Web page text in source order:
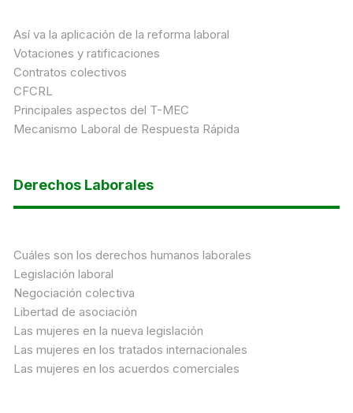
Así va la aplicación de la reforma laboral
Votaciones y ratificaciones
Contratos colectivos
CFCRL
Principales aspectos del T-MEC
Mecanismo Laboral de Respuesta Rápida
Derechos Laborales
Cuáles son los derechos humanos laborales
Legislación laboral
Negociación colectiva
Libertad de asociación
Las mujeres en la nueva legislación
Las mujeres en los tratados internacionales
Las mujeres en los acuerdos comerciales